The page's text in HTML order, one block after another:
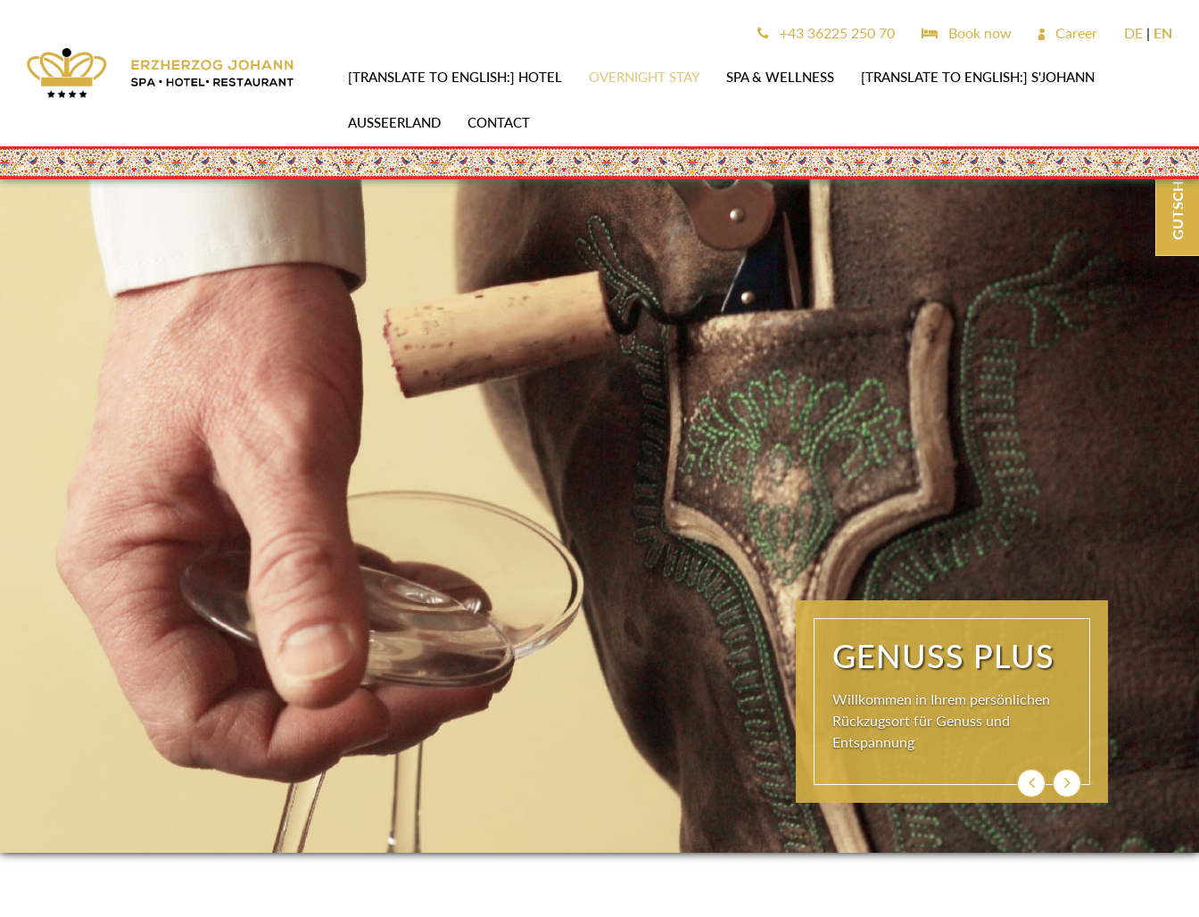
Skip
to
main
[TRANSLATE TO ENGLISH:] HOTEL OVERNIGHT STAY SPA & WELLNESS [TRANSLATE TO ENGLISH:] S'JOHANN
AUSSEERLAND CONTACT
+43 36225 250 70 Book now Career DE EN
ERHOLUNG
PLUS
Ankommen und genießen. Einatmen,
ausatmen, durchatmen
Previous
Next
GUTSCHEINE